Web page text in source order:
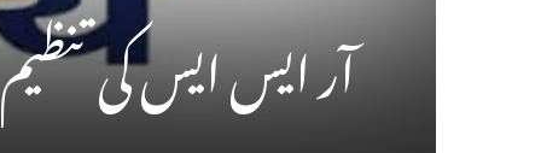
آر ایس ایس کی